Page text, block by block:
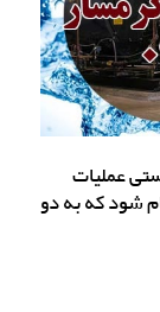
عملیات
شود که به دو